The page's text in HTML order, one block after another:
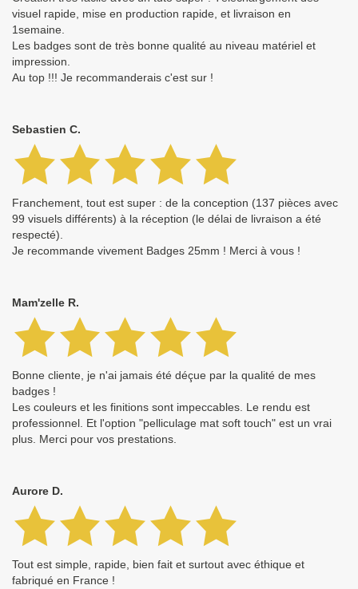
visuel rapide, mise en production rapide, et livraison en
1semaine.
Les badges sont de très bonne qualité au niveau matériel et
impression.
Au top !!! Je recommanderais c'est sur !
Sebastien C.
Franchement, tout est super : de la conception (137 pièces avec
99 visuels différents) à la réception (le délai de livraison a été
respecté).
Je recommande vivement Badges 25mm ! Merci à vous !
Mam'zelle R.
Bonne cliente, je n'ai jamais été déçue par la qualité de mes
badges !
Les couleurs et les finitions sont impeccables. Le rendu est
professionnel. Et l'option "pelliculage mat soft touch" est un vrai
plus. Merci pour vos prestations.
Aurore D.
Tout est simple, rapide, bien fait et surtout avec éthique et
fabriqué en France !